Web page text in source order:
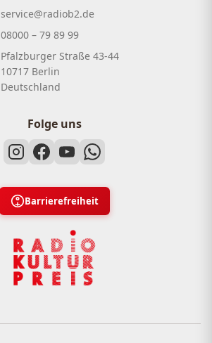
service@radiob2.de
08000 – 79 89 99
Pfalzburger Straße 43-44
10717 Berlin
Deutschland
Folge uns
Barrierefreiheit